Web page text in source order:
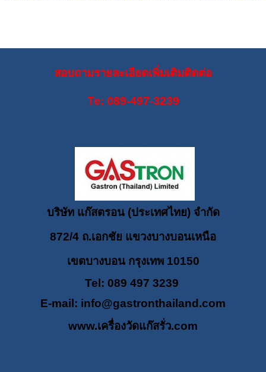
สอบถามรายละเอียดเพิ่มเติมติดต่อ
Te: 089-497-3239
บริษัท แก๊สตรอน (ประเทศไทย) จำกัด
872/4 ถ.เอกชัย แขวงบางบอนเหนือ
เขตบางบอน กรุงเทพ 10150
Tel: 089 497 3239
E-mail: info@gastronthailand.com
www.เครื่องวัดแก๊สรั่ว.com